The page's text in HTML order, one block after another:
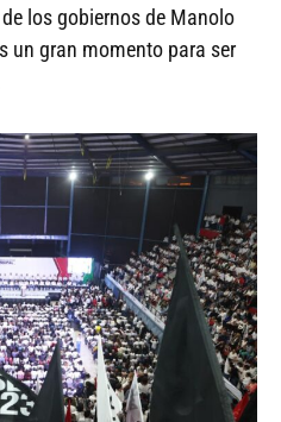
los gobiernos de Manolo
un gran momento para ser